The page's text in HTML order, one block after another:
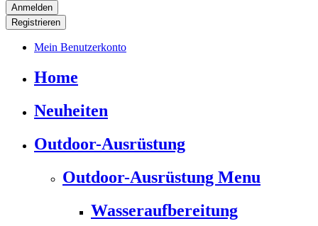
Registrieren
Mein Benutzerkonto
Home
Neuheiten
Outdoor-Ausrüstung
Outdoor-Ausrüstung Menu
Wasseraufbereitung